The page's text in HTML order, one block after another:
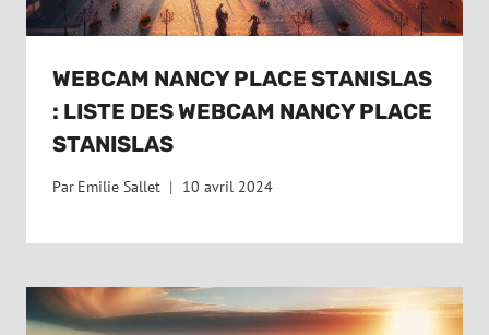
WEBCAM NANCY PLACE STANISLAS
: LISTE DES WEBCAM NANCY PLACE
STANISLAS
Par Emilie Sallet 10 avril 2024